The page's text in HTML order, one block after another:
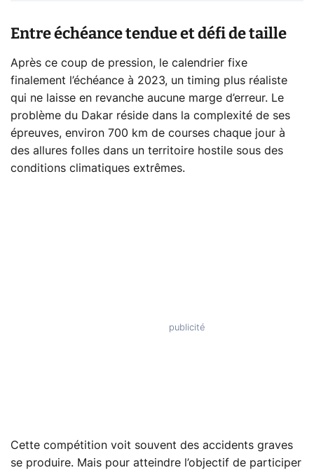
Entre échéance tendue et défi de taille
Après ce coup de pression, le calendrier fixe
finalement l’échéance à 2023, un timing plus réaliste
qui ne laisse en revanche aucune marge d’erreur. Le
problème du Dakar réside dans la complexité de ses
épreuves, environ 700 km de courses chaque jour à
des allures folles dans un territoire hostile sous des
conditions climatiques extrêmes.
Cette compétition voit souvent des accidents graves
se produire. Mais pour atteindre l’objectif de participer